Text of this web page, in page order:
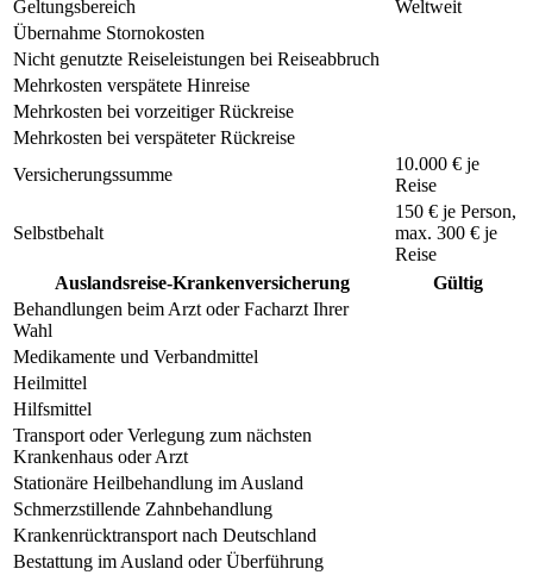
Geltungsbereich
Weltweit
Übernahme Stornokosten
Nicht genutzte Reiseleistungen bei Reiseabbruch
Mehrkosten verspätete Hinreise
Mehrkosten bei vorzeitiger Rückreise
Mehrkosten bei verspäteter Rückreise
Versicherungssumme
10.000 € je
Reise
Selbstbehalt
150 € je Person,
max. 300 € je
Reise
Auslandsreise-Krankenversicherung
Gültig
Behandlungen beim Arzt oder Facharzt Ihrer
Wahl
Medikamente und Verbandmittel
Heilmittel
Hilfsmittel
Transport oder Verlegung zum nächsten
Krankenhaus oder Arzt
Stationäre Heilbehandlung im Ausland
Schmerzstillende Zahnbehandlung
Krankenrücktransport nach Deutschland
Bestattung im Ausland oder Überführung